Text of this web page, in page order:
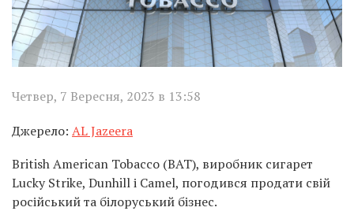
Четвер, 7 Вересня, 2023 в 13:58
Джерело: AL Jazeera
British American Tobacco (BAT), виробник сигарет
Lucky Strike, Dunhill і Camel, погодився продати свій
російський та білоруський бізнес.